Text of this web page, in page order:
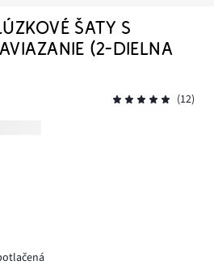
ŠATY S
(2-DIELNA
(12)